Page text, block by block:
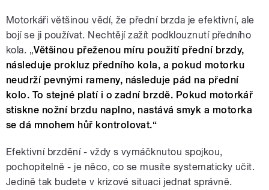
Motorkáři většinou vědí, že přední brzda je efektivní, ale
bojí se ji používat. Nechtějí zažít podklouznutí předního
kola. „Většinou přeženou míru použití přední brzdy,
následuje prokluz předního kola, a pokud motorku
neudrží pevnými rameny, následuje pád na přední
kolo. To stejné platí i o zadní brzdě. Pokud motorkář
stiskne nožní brzdu naplno, nastává smyk a motorka
se dá mnohem hůř kontrolovat.“
Efektivní brzdění - vždy s vymáčknutou spojkou,
pochopitelně - je něco, co se musíte systematicky učit.
Jedině tak budete v krizové situaci jednat správně.